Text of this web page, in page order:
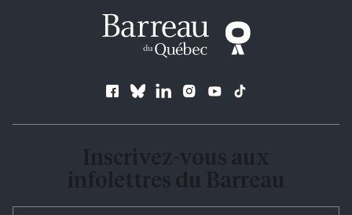
Suivez le Barreau